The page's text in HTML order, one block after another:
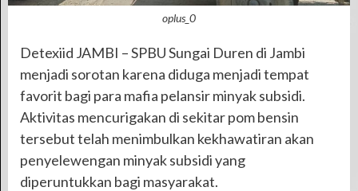
oplus_0
Detexiid JAMBI – SPBU Sungai Duren di Jambi
menjadi sorotan karena diduga menjadi tempat
favorit bagi para mafia pelansir minyak subsidi.
Aktivitas mencurigakan di sekitar pom bensin
tersebut telah menimbulkan kekhawatiran akan
penyelewengan minyak subsidi yang
diperuntukkan bagi masyarakat.